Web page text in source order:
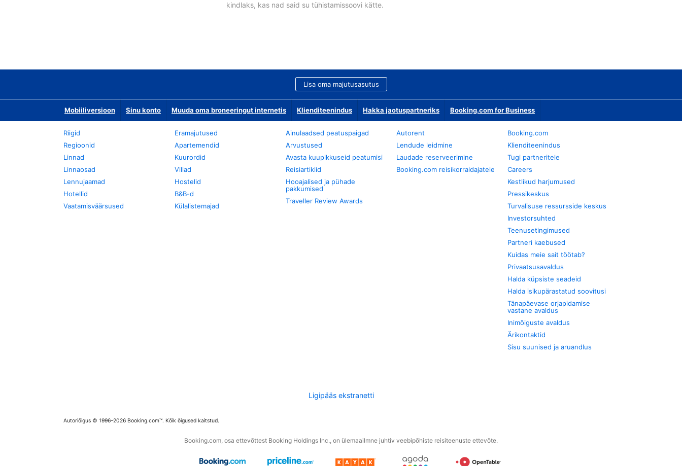
kindlaks, kas nad said su tühistamissoovi kätte.
Lisa oma majutusasutus
Mobiiliversioon Sinu konto Muuda oma broneeringut internetis Klienditeenindus Hakka jaotuspartneriks Booking.com for Business
Riigid
Regioonid
Linnad
Linnaosad
Lennujaamad
Hotellid
Vaatamisväärsused
Eramajutused
Apartemendid
Kuurordid
Villad
Hostelid
B&B-d
Külalistemajad
Ainulaadsed peatuspaigad
Arvustused
Avasta kuupikkuseid peatumisi
Reisiartiklid
Hooajalised ja pühade
pakkumised
Traveller Review Awards
Autorent
Lendude leidmine
Laudade reserveerimine
Booking.com reisikorraldajatele
Booking.com
Klienditeenindus
Tugi partneritele
Careers
Kestlikud harjumused
Pressikeskus
Turvalisuse ressursside keskus
Investorsuhted
Teenusetingimused
Partneri kaebused
Kuidas meie sait töötab?
Privaatsusavaldus
Halda küpsiste seadeid
Halda isikupärastatud soovitusi
Tänapäevase orjapidamise
vastane avaldus
Inimõiguste avaldus
Ärikontaktid
Sisu suunised ja aruandlus
Ligipääs ekstranetti
Autoriõigus © 1996–2026 Booking.com™. Kõik õigused kaitstud.
Booking.com, osa ettevõttest Booking Holdings Inc., on ülemaailmne juhtiv veebipõhiste reisiteenuste ettevõte.